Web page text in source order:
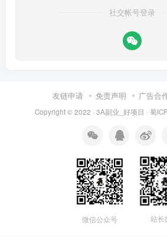
社交帐号登录
友链申请 免责声明 广告合
Copyright © 2022 · 3A副业_好项目 · 蜀
微信公众号 站长